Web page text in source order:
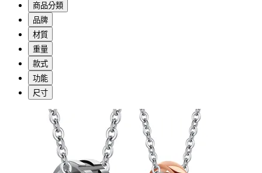
商品分類
品牌
材質
重量
款式
功能
尺寸